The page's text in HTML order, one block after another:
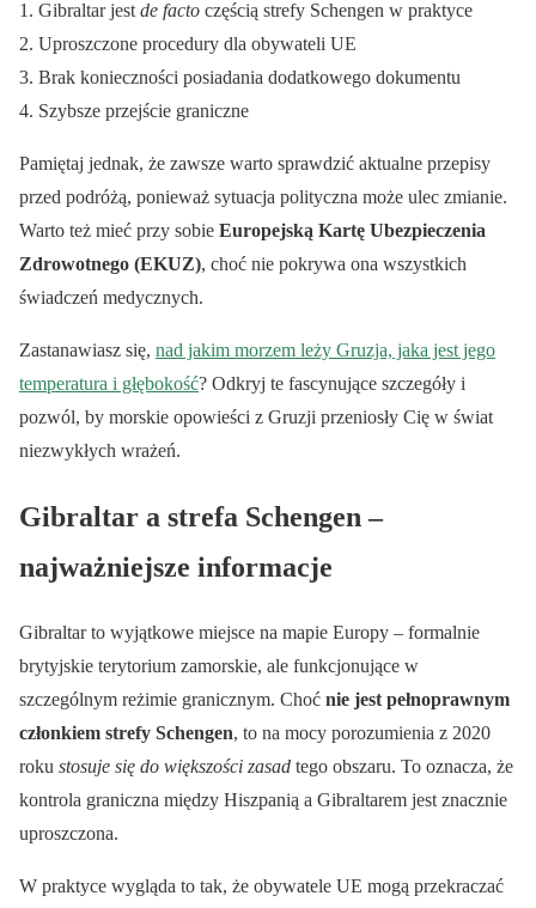
Gibraltar jest de facto częścią strefy Schengen w praktyce
Uproszczone procedury dla obywateli UE
Brak konieczności posiadania dodatkowego dokumentu
Szybsze przejście graniczne
Pamiętaj jednak, że zawsze warto sprawdzić aktualne przepisy
przed podróżą, ponieważ sytuacja polityczna może ulec zmianie.
Warto też mieć przy sobie Europejską Kartę Ubezpieczenia
Zdrowotnego (EKUZ), choć nie pokrywa ona wszystkich
świadczeń medycznych.
Zastanawiasz się, nad jakim morzem leży Gruzja, jaka jest jego
temperatura i głębokość? Odkryj te fascynujące szczegóły i
pozwól, by morskie opowieści z Gruzji przeniosły Cię w świat
niezwykłych wrażeń.
Gibraltar a strefa Schengen –
najważniejsze informacje
Gibraltar to wyjątkowe miejsce na mapie Europy – formalnie
brytyjskie terytorium zamorskie, ale funkcjonujące w
szczególnym reżimie granicznym. Choć nie jest pełnoprawnym
członkiem strefy Schengen, to na mocy porozumienia z 2020
roku stosuje się do większości zasad tego obszaru. To oznacza, że
kontrola graniczna między Hiszpanią a Gibraltarem jest znacznie
uproszczona.
W praktyce wygląda to tak, że obywatele UE mogą przekraczać